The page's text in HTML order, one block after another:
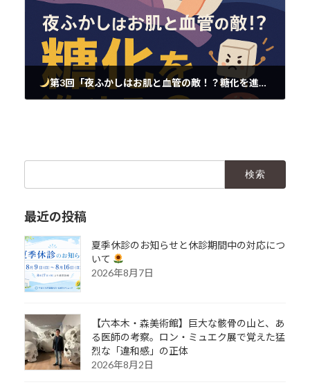
第3回「夜ふかしはお肌と血管の敵！？糖化を進める生活習慣とは」
最近の投稿
夏季休診のお知らせと休診期間中の対応につ
いて
2026年8月7日
【六本木・森美術館】巨大な骸骨の山と、あ
る医師の考察。ロン・ミュエク展で覚えた猛
烈な「違和感」の正体
2026年8月2日